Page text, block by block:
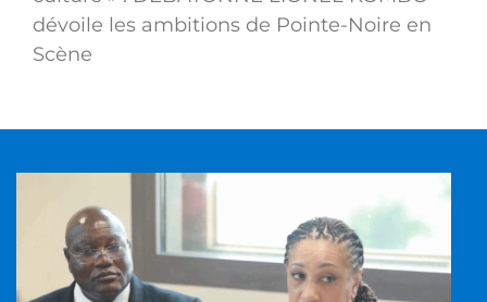
dévoile les ambitions de Pointe-Noire en
Scène